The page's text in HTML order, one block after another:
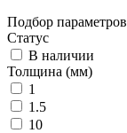
Подбор параметров
Статус
В наличии
Толщина (мм)
1
1.5
10